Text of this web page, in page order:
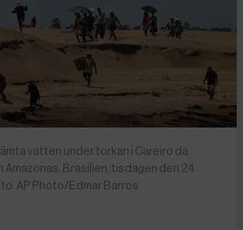
vatten under torkan i Careiro da
Amazonas, Brasilien, tisdagen den 24
AP Photo/Edmar Barros